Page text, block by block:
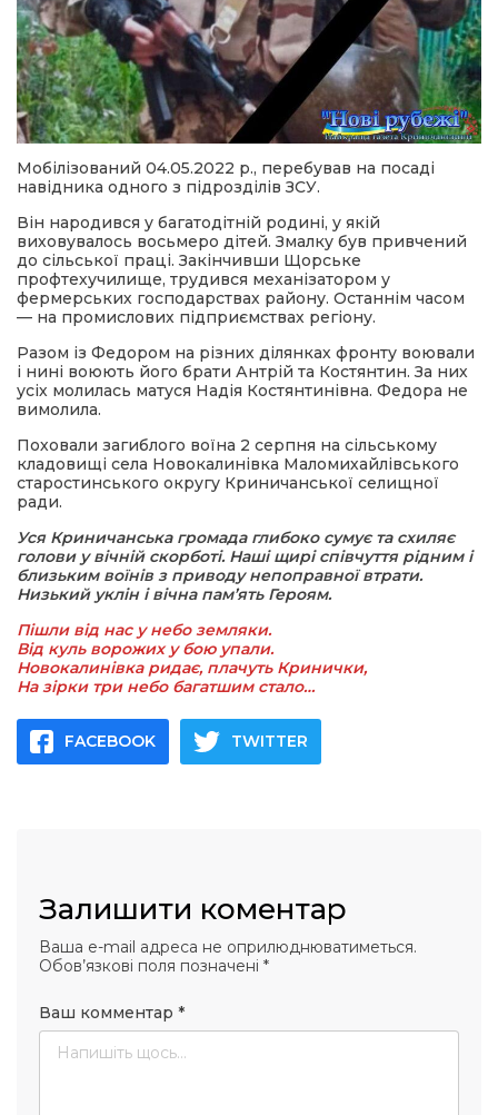
Мобілізований 04.05.2022 р., перебував на посаді
навідника одного з підрозділів ЗСУ.
Він народився у багатодітній родині, у якій
виховувалось восьмеро дітей. Змалку був привчений
до сільської праці. Закінчивши Щорське
профтехучилище, трудився механізатором у
фермерських господарствах району. Останнім часом
— на промислових підприємствах регіону.
Разом із Федором на різних ділянках фронту воювали
і нині воюють його брати Антрій та Костянтин. За них
усіх молилась матуся Надія Костянтинівна. Федора не
вимолила.
Поховали загиблого воїна 2 серпня на сільському
кладовищі села Новокалинівка Маломихайлівського
старостинського округу Криничанської селищної
ради.
Уся Криничанська громада глибоко сумує та схиляє
голови у вічній скорботі. Наші щирі співчуття рідним і
близьким воїнів з приводу непоправної втрати.
Низький уклін і вічна пам’ять Героям.
Пішли від нас у небо земляки.
Від куль ворожих у бою упали.
Новокалинівка ридає, плачуть Кринички,
На зірки три небо багатшим стало…
FACEBOOK TWITTER
Залишити коментар
Ваша e-mail адреса не оприлюднюватиметься.
Обов’язкові поля позначені *
Ваш комментар *